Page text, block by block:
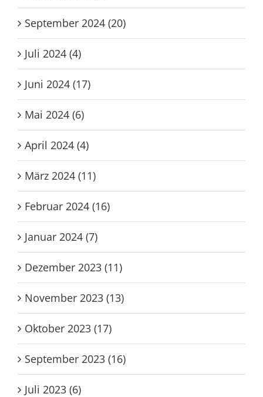
September 2024 (20)
Juli 2024 (4)
Juni 2024 (17)
Mai 2024 (6)
April 2024 (4)
März 2024 (11)
Februar 2024 (16)
Januar 2024 (7)
Dezember 2023 (11)
November 2023 (13)
Oktober 2023 (17)
September 2023 (16)
Juli 2023 (6)